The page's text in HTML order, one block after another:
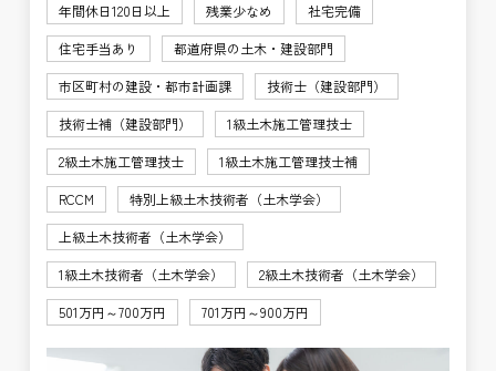
年間休日120日以上
残業少なめ
社宅完備
住宅手当あり
都道府県の土木・建設部門
市区町村の建設・都市計画課
技術士（建設部門）
技術士補（建設部門）
1級土木施工管理技士
2級土木施工管理技士
1級土木施工管理技士補
RCCM
特別上級土木技術者（土木学会）
上級土木技術者（土木学会）
1級土木技術者（土木学会）
2級土木技術者（土木学会）
501万円～700万円
701万円～900万円